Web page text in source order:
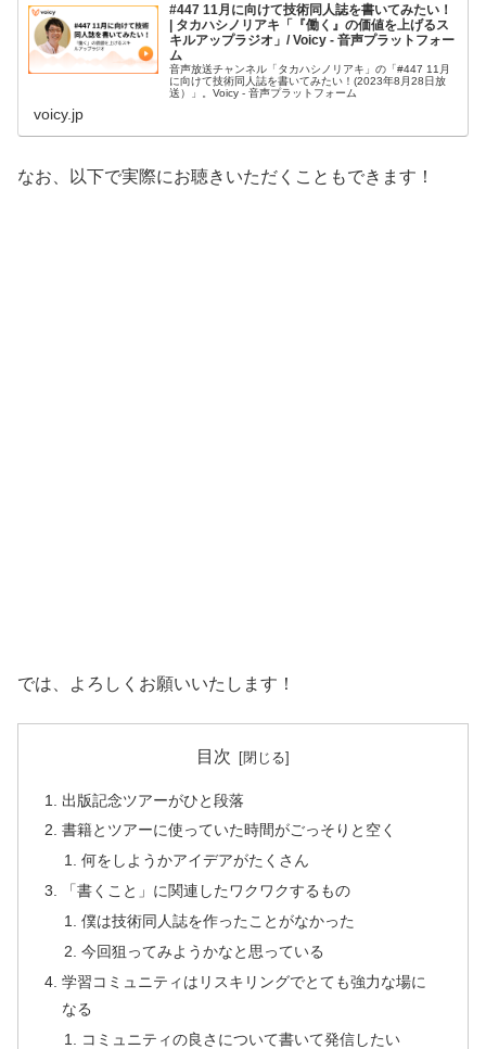
#447 11月に向けて技術同人誌を書いてみたい！
| タカハシノリアキ「『働く』の価値を上げるス
キルアップラジオ」/ Voicy - 音声プラットフォー
ム
音声放送チャンネル「タカハシノリアキ」の「#447 11月
に向けて技術同人誌を書いてみたい！(2023年8月28日放
送）」。Voicy - 音声プラットフォーム
voicy.jp
なお、以下で実際にお聴きいただくこともできます！
では、よろしくお願いいたします！
目次
出版記念ツアーがひと段落
書籍とツアーに使っていた時間がごっそりと空く
何をしようかアイデアがたくさん
「書くこと」に関連したワクワクするもの
僕は技術同人誌を作ったことがなかった
今回狙ってみようかなと思っている
学習コミュニティはリスキリングでとても強力な場に
なる
コミュニティの良さについて書いて発信したい